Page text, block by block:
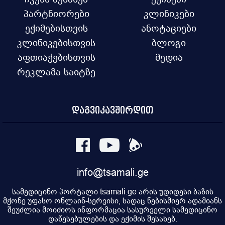
პარტნიორები
ექიმებისთვის
კლინიკებისთვის
აფთიაქებისთვის
რეკლამა საიტზე
კლინიკები
ანოტაციები
ბლოგი
მედია
დაგვიკავშირდით
info@tsamali.ge
სამედიცინო პორტალი tsamali.ge არის უდიდესი ბაზის
მქონე უფასო ონლაინ-სერვისი, სადაც ნებისმიერ ადამიანს
შეუძლია მოიძიოს ინფორმაცია სასურველი სამედიცინო
დაწესებულების და ექიმის შესახებ.